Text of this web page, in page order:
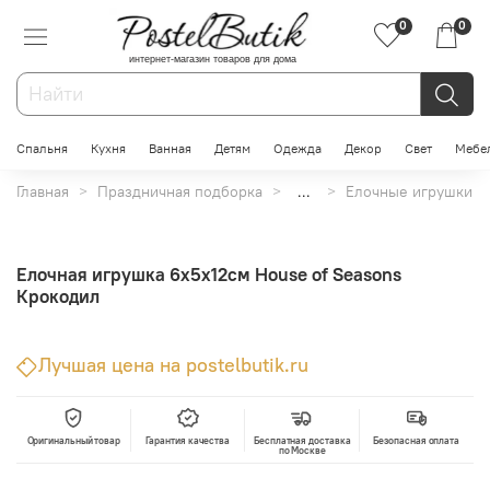
интернет-магазин товаров для дома
0 0
Спальня Кухня Ванная Детям Одежда Декор Свет
Главная Праздничная подборка ... Елочные игрушки
Елочная игрушка 6х5х12см House of Seasons
Крокодил
Лучшая цена на postelbutik.ru
Оригинальный товар Гарантия качества
Бесплатная доставка
по Москве
Безопасная оплата